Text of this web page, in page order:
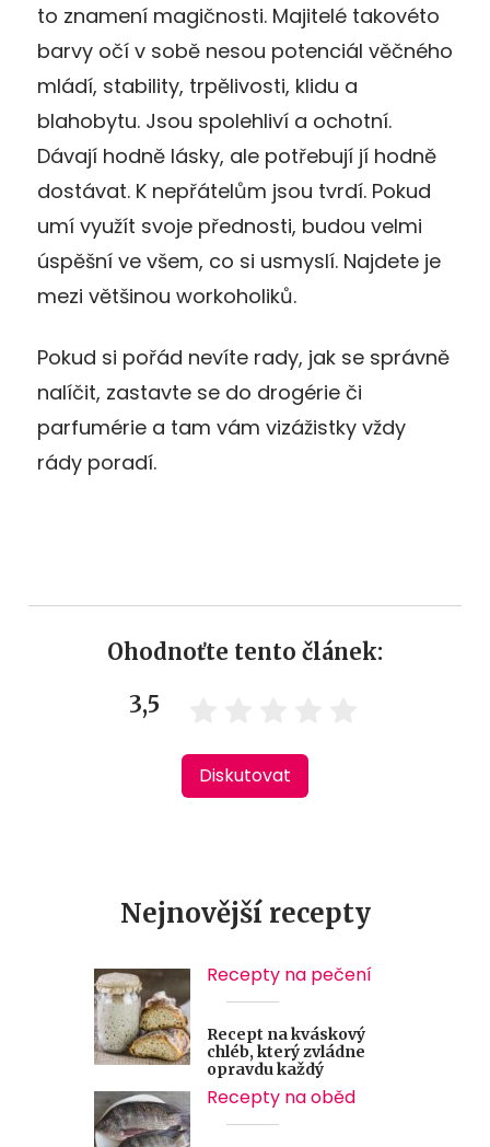
to znamení magičnosti. Majitelé takovéto
barvy očí v sobě nesou potenciál věčného
mládí, stability, trpělivosti, klidu a
blahobytu. Jsou spolehliví a ochotní.
Dávají hodně lásky, ale potřebují jí hodně
dostávat. K nepřátelům jsou tvrdí. Pokud
umí využít svoje přednosti, budou velmi
úspěšní ve všem, co si usmyslí. Najdete je
mezi většinou workoholiků.
Pokud si pořád nevíte rady, jak se správně
nalíčit, zastavte se do drogérie či
parfumérie a tam vám vizážistky vždy
rády poradí.
Ohodnoťte tento článek:
3,5
Diskutovat
Nejnovější recepty
Recepty na pečení
Recept na kváskový
chléb, který zvládne
opravdu každý
Recepty na oběd